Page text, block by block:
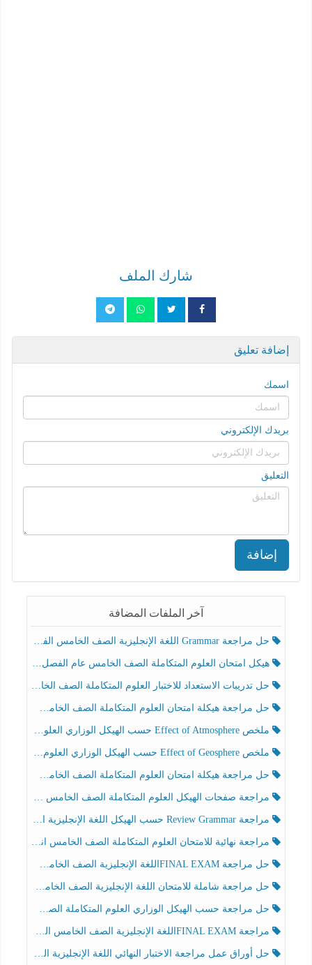
شارك الملف
إضافة تعليق
اسمك
بريدك الإلكتروني
التعليق
إضافة
آخر الملفات المضافة
حل مراجعة Grammar اللغة الإنجليزية الصف الخامس الفصل الثالث
هيكل امتحان العلوم المتكاملة الصف الخامس عام الفصل الدراسي الثالث 2025-2026
حل تدريبات الاستعداد للاختبار العلوم المتكاملة الصف الخامس عام الفصل الثالث
حل مراجعة هيكلة امتحان العلوم المتكاملة الصف الخامس انسبير الفصل الثالث
ملخص Effect of Atmosphere حسب الهيكل الوزاري العلوم المتكاملة الصف الخامس انسبير الفصل الثالث
ملخص Effect of Geosphere حسب الهيكل الوزاري العلوم المتكاملة الصف الخامس انسبير الفصل الثالث
حل مراجعة هيكلة امتحان العلوم المتكاملة الصف الخامس عام الفصل الثالث
مراجعة صفحات الهيكل العلوم المتكاملة الصف الخامس انسبير الفصل الثالث
مراجعة Review Grammar حسب الهيكل اللغة الإنجليزية الصف الخامس الفصل الثالث
مراجعة نهائية للامتحان العلوم المتكاملة الصف الخامس انسبير الفصل الثالث
حل مراجعة FINAL EXAMاللغة الإنجليزية الصف الخامس الفصل الثالث
حل مراجعة شاملة للامتحان اللغة الإنجليزية الصف الخامس الفصل الثالث
حل مراجعة حسب الهيكل الوزاري العلوم المتكاملة الصف الخامس عام الفصل الثالث
مراجعة FINAL EXAMاللغة الإنجليزية الصف الخامس الفصل الثالث
حل أوراق عمل مراجعة الاختبار النهائي اللغة الإنجليزية الصف الرابع الفصل الثالث